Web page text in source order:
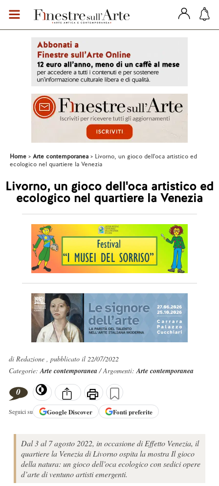
Home Arte contemporanea
Livorno, un gioco dell'oca artistico ed
ecologico nel quartiere la Venezia
Livorno, un gioco dell'oca artistico ed
ecologico nel quartiere la Venezia
di Redazione , pubblicato il 22/07/2022
Categorie:Arte contemporanea/ Argomenti:Arte contemporanea
0
Seguici su GoogleDiscover Fonti preferite
Dal 3 al 7 agosto 2022, in occasione di Effetto Venezia, il
quartiere la Venezia di Livorno ospita la mostra Il gioco
della natura: un gioco dell’oca ecologico con sedici opere
d’arte di ventuno artisti emergenti.